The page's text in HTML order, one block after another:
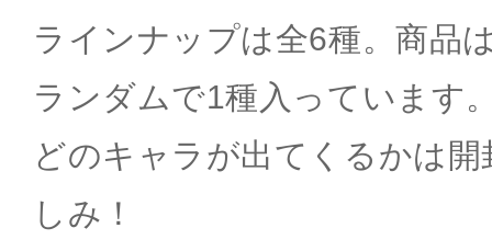
ラインナップは全6種。商品
ランダムで1種入っています
どのキャラが出てくるかは
しみ！